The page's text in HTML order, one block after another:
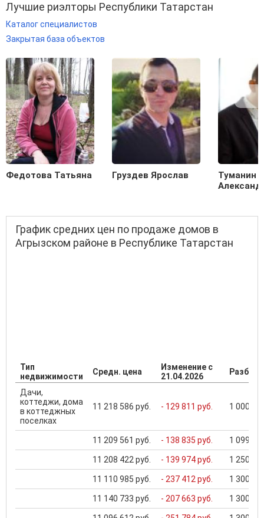
Лучшие риэлторы Республики Татарстан
Каталог специалистов
Закрытая база объектов
Федотова Татьяна Груздев Ярослав
Туманин
График средних цен по продаже домов в
Агрызском районе в Республике Татарстан
Тип
недвижимости
Средн. цена
Изменение с
21.04.2026
Дачи,
коттеджи, дома
в коттеджных
поселках
11 218 586 руб. - 129 811 руб. 1 000
11 209 561 руб. - 138 835 руб. 1 099
11 208 422 руб. - 139 974 руб. 1 250
11 110 985 руб. - 237 412 руб. 1 300
11 140 733 руб. - 207 663 руб. 1 300